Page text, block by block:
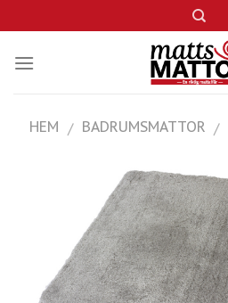
to
content
HEM / BADRUMSMATTOR /